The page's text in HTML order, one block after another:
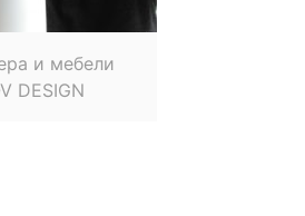
и мебели
DESIGN